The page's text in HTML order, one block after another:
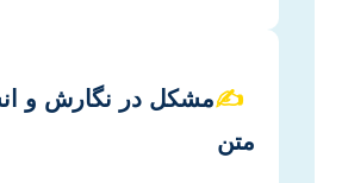
✍️مشکل در نگارش و
متن